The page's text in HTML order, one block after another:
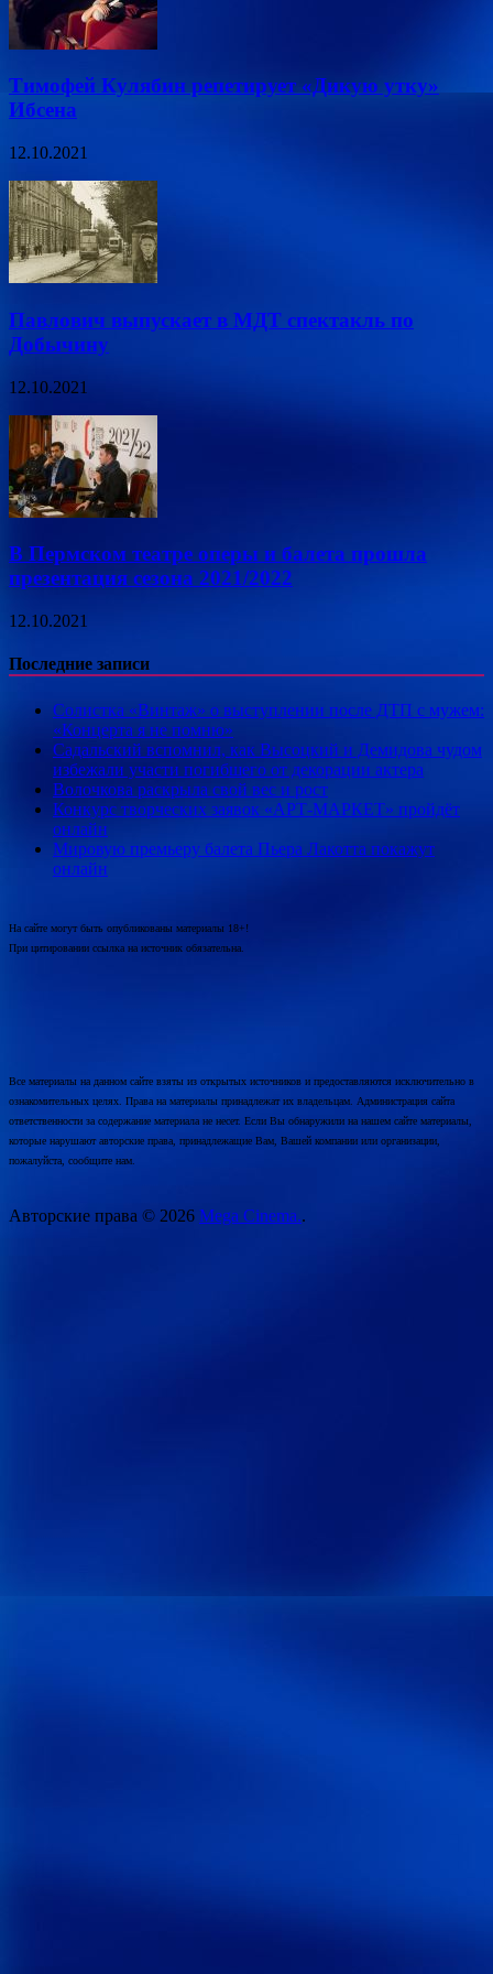
Тимофей Кулябин репетирует «Дикую утку»
Ибсена
12.10.2021
Павлович выпускает в МДТ спектакль по
Добычину
12.10.2021
В Пермском театре оперы и балета прошла
презентация сезона 2021/2022
12.10.2021
Последние записи
Солистка «Винтаж» о выступлении после ДТП с мужем:
«Концерта я не помню»
Садальский вспомнил, как Высоцкий и Демидова чудом
избежали участи погибшего от декорации актера
Волочкова раскрыла свой вес и рост
Конкурс творческих заявок «АРТ-МАРКЕТ» пройдёт
онлайн
Мировую премьеру балета Пьера Лакотта покажут
онлайн
На сайте могут быть опубликованы материалы 18+!
При цитировании ссылка на источник обязательна.
Все материалы на данном сайте взяты из открытых источников и предоставляются исключительно в
ознакомительных целях. Права на материалы принадлежат их владельцам. Администрация сайта
ответственности за содержание материала не несет. Если Вы обнаружили на нашем сайте материалы,
которые нарушают авторские права, принадлежащие Вам, Вашей компании или организации,
пожалуйста, сообщите нам.
Авторские права © 2026 Mega Cinema..